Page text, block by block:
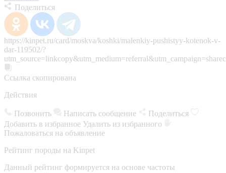
Поделиться
https://kinpet.ru/card/moskva/koshki/malenkiy-pushistyy-kotenok-v-
dar-119502/?
Ссылка скопирована
Действия
Позвонить Написать сообщение
Поделиться
Добавить в избранное Удалить из избранного
Пожаловаться на объявление
Рейтинг породы на Kinpet
Данный рейтинг формируется на основе частоты